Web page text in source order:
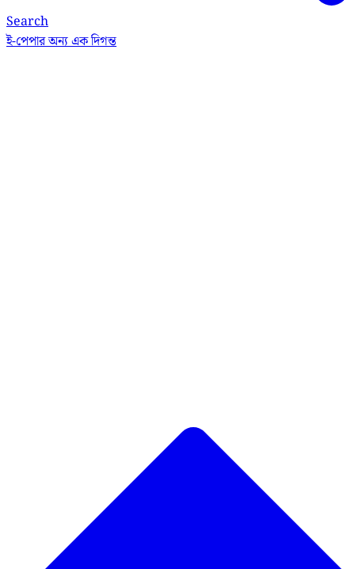
Search
ই-পেপারঅন্য এক দিগন্ত